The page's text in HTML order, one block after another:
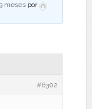
meses por
#6302